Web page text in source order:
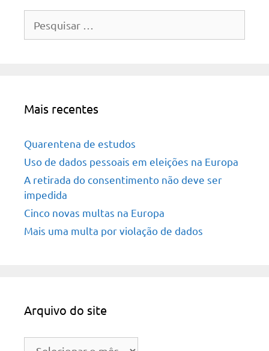
por:
Mais recentes
Quarentena de estudos
Uso de dados pessoais em eleições na Europa
A retirada do consentimento não deve ser
impedida
Cinco novas multas na Europa
Mais uma multa por violação de dados
Arquivo do site
Arquivo